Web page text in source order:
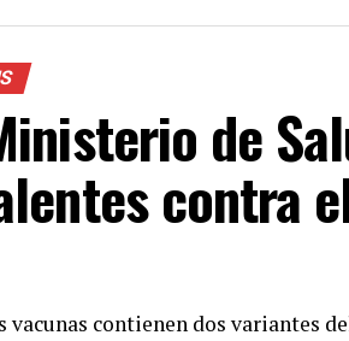
de
contra
vacunas contienen dos variantes